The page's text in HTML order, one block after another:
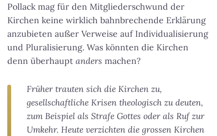
Pollack mag für den Mitgliederschwund der
Kirchen keine wirklich bahnbrechende Erklärung
anzubieten außer Verweise auf Individualisierung
und Pluralisierung. Was könnten die Kirchen
denn überhaupt anders machen?
Früher trauten sich die Kirchen zu,
gesellschaftliche Krisen theologisch zu deuten,
zum Beispiel als Strafe Gottes oder als Ruf zur
Umkehr. Heute verzichten die grossen Kirchen